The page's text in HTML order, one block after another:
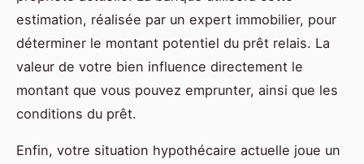
estimation, réalisée par un expert immobilier, pour
déterminer le montant potentiel du prêt relais. La
valeur de votre bien influence directement le
montant que vous pouvez emprunter, ainsi que les
conditions du prêt.
Enfin, votre situation hypothécaire actuelle joue un